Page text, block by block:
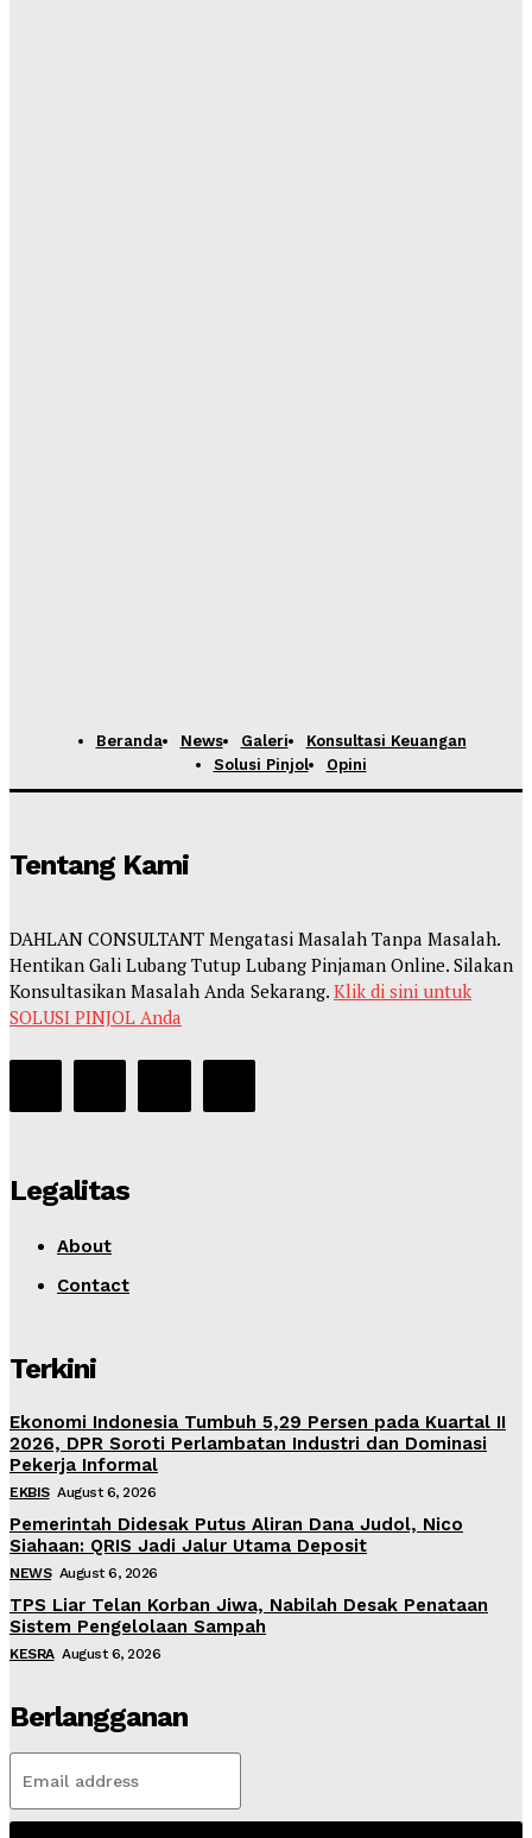
Beranda News Galeri
Konsultasi Keuangan
Solusi Pinjol
Opini
Tentang Kami
DAHLAN CONSULTANT Mengatasi Masalah Tanpa Masalah.
Hentikan Gali Lubang Tutup Lubang Pinjaman Online. Silakan
Konsultasikan Masalah Anda Sekarang. Klik di sini untuk
SOLUSI PINJOL Anda
Legalitas
About
Contact
Terkini
Ekonomi Indonesia Tumbuh 5,29 Persen pada Kuartal II
2026, DPR Soroti Perlambatan Industri dan Dominasi
Pekerja Informal
EKBIS August 6, 2026
Pemerintah Didesak Putus Aliran Dana Judol, Nico
Siahaan: QRIS Jadi Jalur Utama Deposit
NEWS August 6, 2026
TPS Liar Telan Korban Jiwa, Nabilah Desak Penataan
Sistem Pengelolaan Sampah
KESRA August 6, 2026
Berlangganan